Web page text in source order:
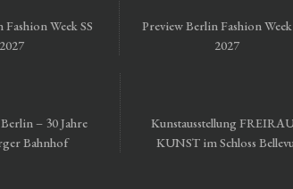
Week SS
2027
Preview Berlin Fashion
2027
– 30 Jahre
Bahnhof
Kunstausstellung
KUNST im Schloss